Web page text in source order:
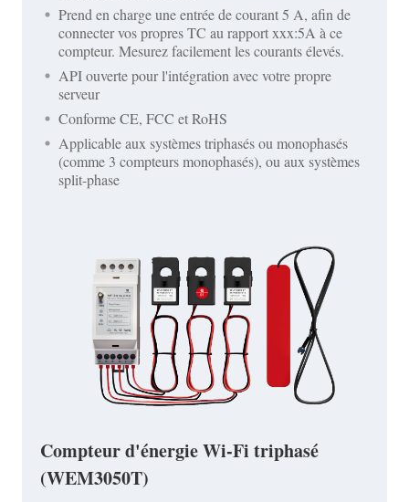
Prend en charge une entrée de courant 5 A, afin de
connecter vos propres TC au rapport xxx:5A à ce
compteur. Mesurez facilement les courants élevés.
API ouverte pour l'intégration avec votre propre
serveur
Conforme CE, FCC et RoHS
Applicable aux systèmes triphasés ou monophasés
(comme 3 compteurs monophasés), ou aux systèmes
split-phase
Compteur d'énergie Wi-Fi triphasé
(WEM3050T)